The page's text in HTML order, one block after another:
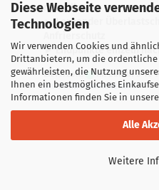
Diese Webseite
Technologien
Wir verwenden Cookies und
Drittanbietern, um die ordentliche
gewährleisten, die Nutzung
Ihnen ein bestmögliches
Informationen finden Sie in
Alle
Weitere
nen­rol­los
► Ler­nen­der
► End­punk­te ein­zeln
Lieferzeit:
Im Zulauf 3-10
(Ausland abweichend)